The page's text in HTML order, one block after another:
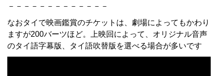
－－－－－－－－－－－－－
なおタイで映画鑑賞のチケットは、劇場によってもかわり
ますが200バーツほど。上映回によって、オリジナル音声
のタイ語字幕版、タイ語吹替版を選べる場合が多いです